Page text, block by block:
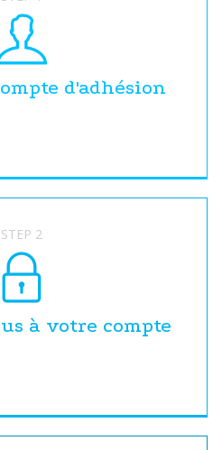
d'adhésion
STEP 2
à votre compte